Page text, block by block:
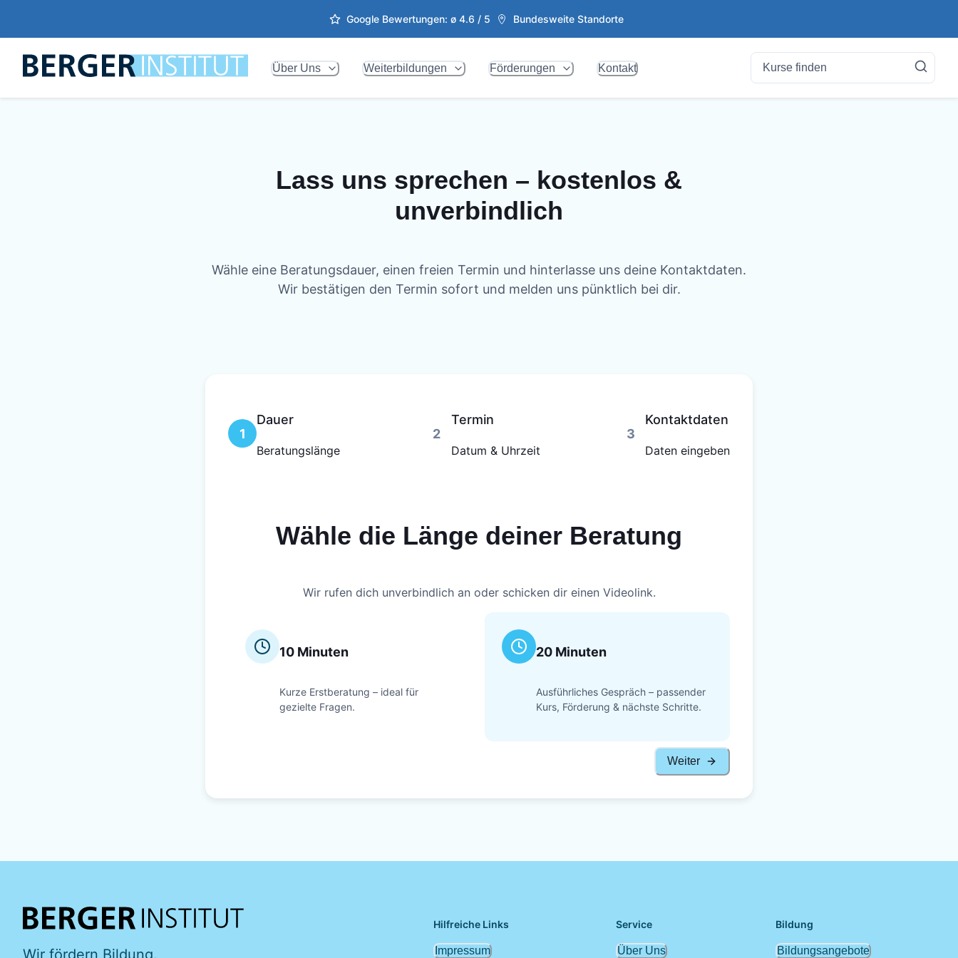
Google Bewertungen: ø 4.6 / 5 Bundesweite Standorte
Über Uns Weiterbildungen Förderungen Kontakt
Lass uns sprechen – kostenlos &
unverbindlich
Wähle eine Beratungsdauer, einen freien Termin und hinterlasse uns deine Kontaktdaten.
Wir bestätigen den Termin sofort und melden uns pünktlich bei dir.
1
Dauer
Beratungslänge
2
Termin
Datum & Uhrzeit
3
Kontaktdaten
Daten eingeben
Wähle die Länge deiner Beratung
Wir rufen dich unverbindlich an oder schicken dir einen Videolink.
10 Minuten
Kurze Erstberatung – ideal für
gezielte Fragen.
20 Minuten
Ausführliches Gespräch – passender
Kurs, Förderung & nächste Schritte.
Weiter
Wir fördern Bildung.
Hilfreiche Links
Impressum
Service
Über Uns
Bildung
Bildungsangebote